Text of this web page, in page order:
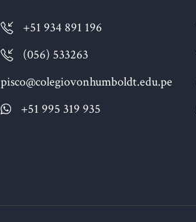
+51 934 891 196
(056) 533263
pisco@colegiovonhumboldt.edu.pe
+51 995 319 935